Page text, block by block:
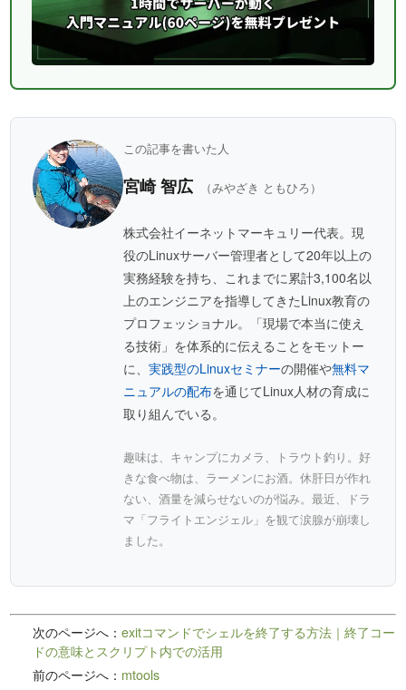
この記事を書いた人
宮崎 智広 （みやざき ともひろ）
株式会社イーネットマーキュリー代表。現
役のLinuxサーバー管理者として20年以上の
実務経験を持ち、これまでに累計3,100名以
上のエンジニアを指導してきたLinux教育の
プロフェッショナル。「現場で本当に使え
る技術」を体系的に伝えることをモットー
に、実践型のLinuxセミナーの開催や無料マ
ニュアルの配布を通じてLinux人材の育成に
取り組んでいる。
趣味は、キャンプにカメラ、トラウト釣り。好
きな食べ物は、ラーメンにお酒。休肝日が作れ
ない、酒量を減らせないのが悩み。最近、ドラ
マ「フライトエンジェル」を観て涙腺が崩壊し
ました。
次のページへ：exitコマンドでシェルを終了する方法｜終了コー
ドの意味とスクリプト内での活用
前のページへ： mtools